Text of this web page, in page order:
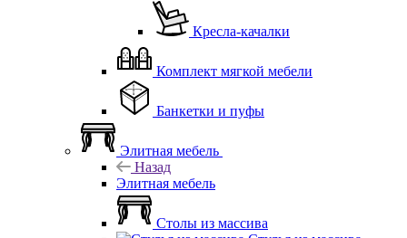
Кресла-качалки
Комплект мягкой мебели
Банкетки и пуфы
Элитная мебель
Назад
Элитная мебель
Столы из массива